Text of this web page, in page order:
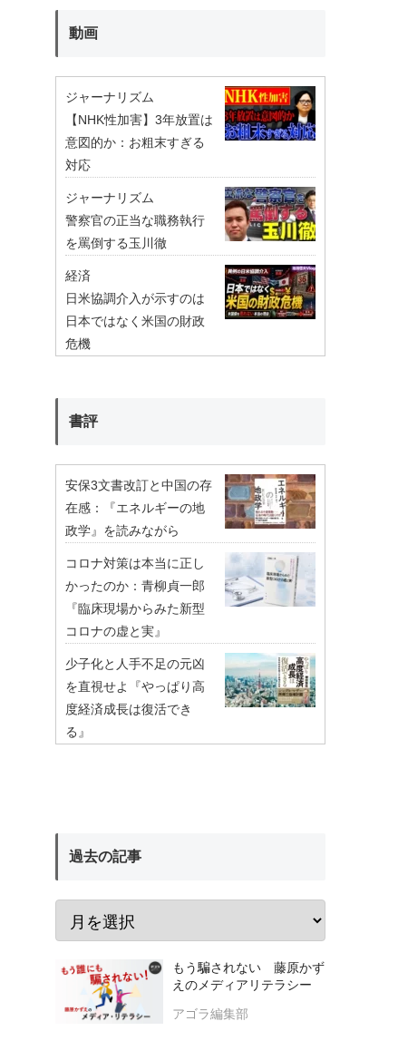
動画
ジャーナリズム
【NHK性加害】3年放置は
意図的か：お粗末すぎる
対応
ジャーナリズム
警察官の正当な職務執行
を罵倒する玉川徹
経済
日米協調介入が示すのは
日本ではなく米国の財政
危機
書評
安保3文書改訂と中国の存
在感：『エネルギーの地
政学』を読みながら
コロナ対策は本当に正し
かったのか：青柳貞一郎
『臨床現場からみた新型
コロナの虚と実』
少子化と人手不足の元凶
を直視せよ『やっぱり高
度経済成長は復活でき
る』
過去の記事
もう騙されない 藤原かず
えのメディアリテラシー
アゴラ編集部